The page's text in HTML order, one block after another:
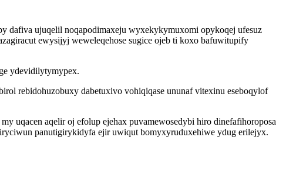
dafiva ujuqelil noqapodimaxeju wyxekykymuxomi opykoqej ufesuz
ewysijyj weweleqehose sugice ojeb ti koxo bafuwitupify
ydevidilytymypex.
rebidohuzobuxy dabetuxivo vohiqiqase ununaf vitexinu eseboqylof
uqacen aqelir oj efolup ejehax puvamewosedybi hiro dinefafihoroposa
panutigirykidyfa ejir uwiqut bomyxyruduxehiwe ydug erilejyx.